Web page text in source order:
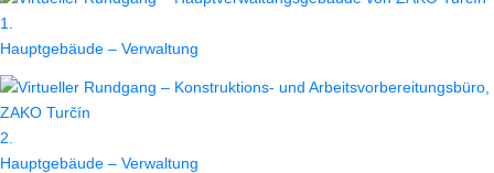
1.
Hauptgebäude – Verwaltung
2.
Hauptgebäude – Verwaltung